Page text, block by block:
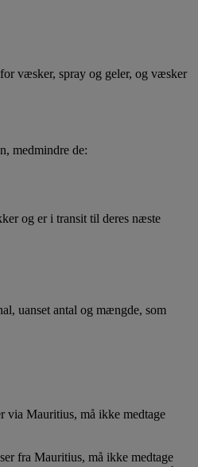
væsker, spray og geler, og væsker
medmindre de:
og er i transit til deres næste
uanset antal og mængde, som
via Mauritius, må ikke medtage
fra Mauritius, må ikke medtage